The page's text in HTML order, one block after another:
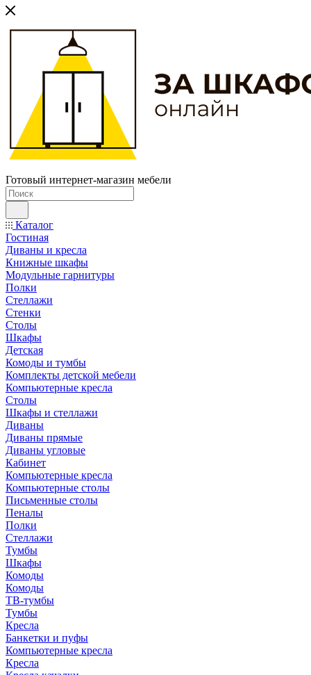
Готовый интернет-магазин мебели
Каталог
Гостиная
Диваны и кресла
Книжные шкафы
Модульные гарнитуры
Полки
Стеллажи
Стенки
Столы
Шкафы
Детская
Комоды и тумбы
Комплекты детской мебели
Компьютерные кресла
Столы
Шкафы и стеллажи
Диваны
Диваны прямые
Диваны угловые
Кабинет
Компьютерные кресла
Компьютерные столы
Письменные столы
Пеналы
Полки
Стеллажи
Тумбы
Шкафы
Комоды
Комоды
ТВ-тумбы
Тумбы
Кресла
Банкетки и пуфы
Компьютерные кресла
Кресла